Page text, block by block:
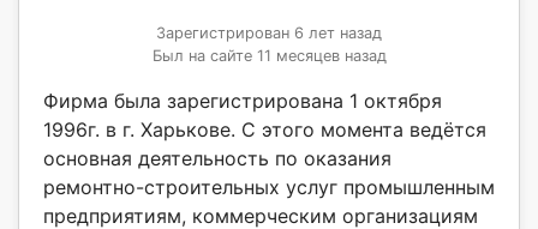
Зарегистрирован 6 лет назад
Был на сайте 11 месяцев назад
Фирма была зарегистрирована 1 октября
1996г. в г. Харькове. С этого момента ведётся
основная деятельность по оказания
ремонтно-строительных услуг промышленным
предприятиям, коммерческим организациям